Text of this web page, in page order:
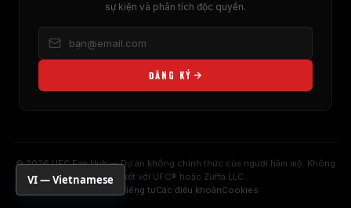
sự kiện và phân tích độc quyền.
ĐĂNG KÝ
© 2026 UFC Fan Hub — Dự án không chính thức của người hâm mộ. Không
liên kết với UFC® hoặc Zuffa LLC.
Quyền riêng tưCác điều khoảnCookies
VI — Vietnamese